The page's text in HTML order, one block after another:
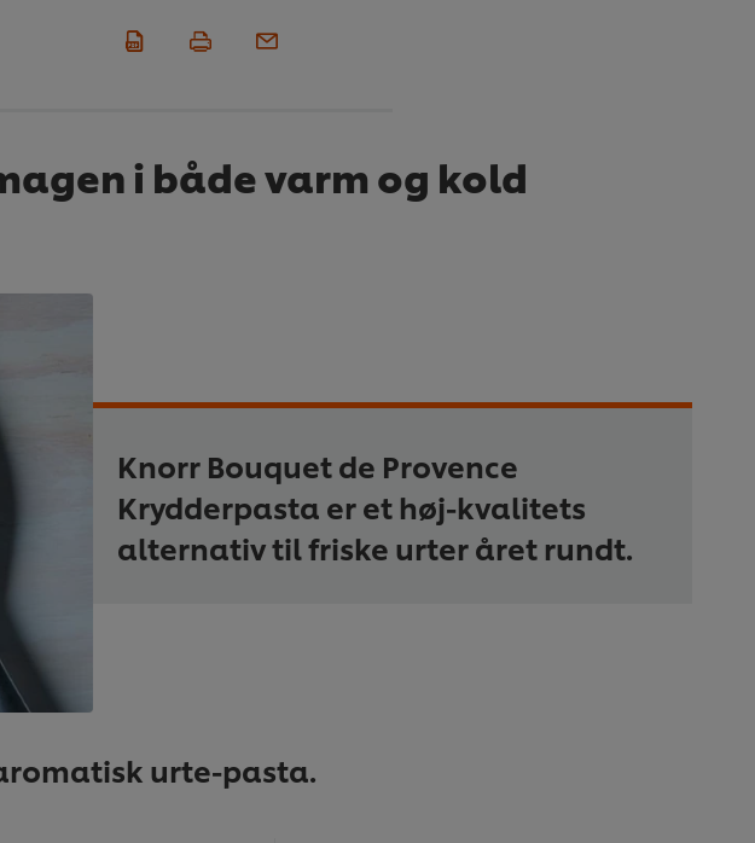
i både varm og kold
Knorr Bouquet de Provence
Krydderpasta er et høj-kvalitets
alternativ til friske urter året rundt.
urte-pasta.